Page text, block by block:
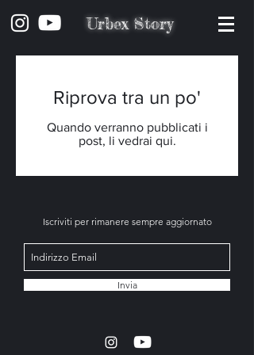
Urbex Story
Riprova tra un po'
Quando verranno pubblicati i
post, li vedrai qui.
Iscriviti per rimanere sempre aggiornato
Invia